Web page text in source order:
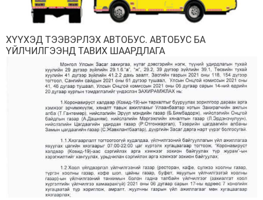
ХҮҮХЭД ТЭЭВЭРЛЭХ АВТОБУС. АВТОБУС БA
ҮЙЛЧИЛГЭЭНД ТАВИХ ШААРДЛАГА